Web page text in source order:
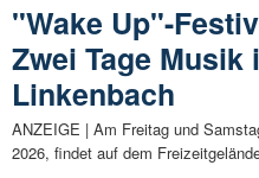
"Wake Up"-
Zwei Tage Musik
Linkenbach
ANZEIGE | Am Freitag und
2026, findet auf dem